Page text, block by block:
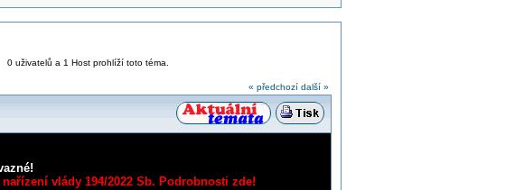
0 uživatelů a 1 Host prohlíží toto téma.
« předchozí další »
vlády 194/2022 Sb. Podrobnosti zde!